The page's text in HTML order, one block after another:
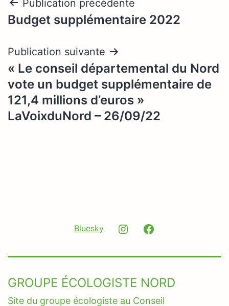
Navigation
de
l’article
Publication précédente
Budget supplémentaire 2022
Publication suivante
« Le conseil départemental du Nord
vote un budget supplémentaire de
121,4 millions d’euros »
LaVoixduNord – 26/09/22
Bluesky Instagram
GROUPE ÉCOLOGISTE NORD
Site du groupe écologiste au Conseil